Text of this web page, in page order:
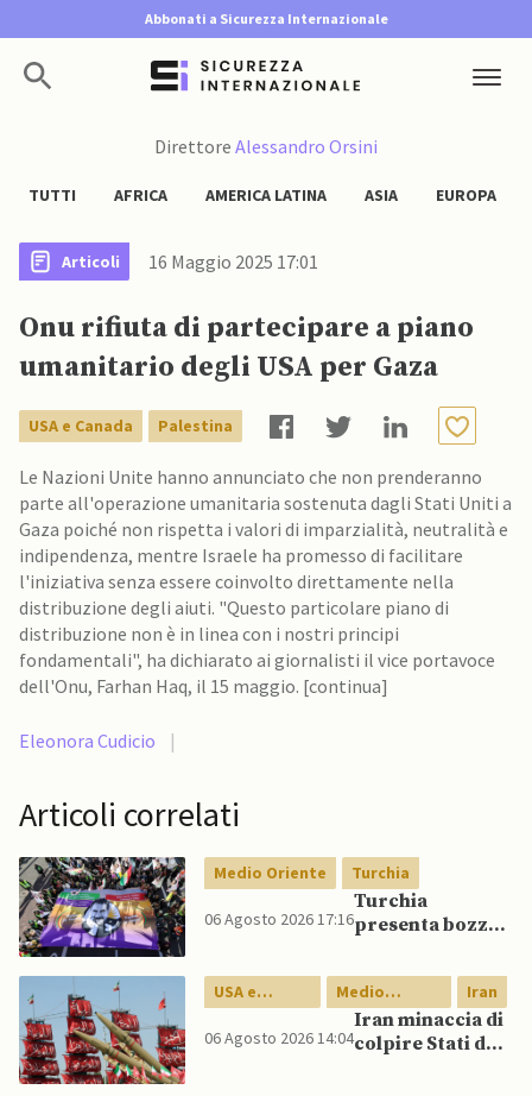
Abbonati a Sicurezza Internazionale
Direttore Alessandro Orsini
TUTTI AFRICA AMERICA LATINA ASIA EUROPA
Articoli 16 Maggio 2025 17:01
Onu rifiuta di partecipare a piano
umanitario degli USA per Gaza
USA e Canada Palestina
Le Nazioni Unite hanno annunciato che non prenderanno
parte all'operazione umanitaria sostenuta dagli Stati Uniti a
Gaza poiché non rispetta i valori di imparzialità, neutralità e
indipendenza, mentre Israele ha promesso di facilitare
l'iniziativa senza essere coinvolto direttamente nella
distribuzione degli aiuti. "Questo particolare piano di
distribuzione non è in linea con i nostri principi
fondamentali", ha dichiarato ai giornalisti il vice portavoce
dell'Onu, Farhan Haq, il 15 maggio. [continua]
Eleonora Cudicio |
Articoli correlati
Medio Oriente Turchia
06 Agosto 2026 17:16
Turchia
presenta bozza
integrazione
milizie curde del
PKK
USA e
Canada
Medio
Oriente
Iran
06 Agosto 2026 14:04
Iran minaccia di
colpire Stati del